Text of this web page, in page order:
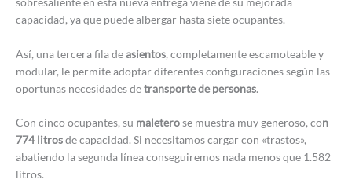
capacidad, ya que puede albergar hasta siete ocupantes.
Así, una tercera fila deasientos, completamente escamoteable y
modular, le permite adoptar diferentes configuraciones según las
oportunas necesidades detransporte de personas.
Con cinco ocupantes, su maleterose muestra muy generoso, con
774 litrosde capacidad. Si necesitamos cargar con «trastos»,
abatiendo la segunda línea conseguiremos nada menos que 1.582
litros.